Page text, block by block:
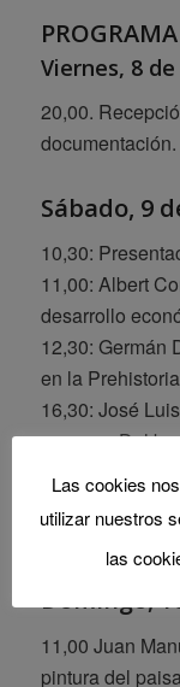
PROGRAMA
Viernes, 8
20,00.
documentación.
Sábado, 9
10,30:
11,00: Albert
desarrollo
12,30: Germán
en la
16,30: José
sonoros. Del
17,00: Cristina
17,30: Miguel
paisaje”.
Domingo,
11,00 Juan
pintura del
Las cookies
utilizar nuestros
las